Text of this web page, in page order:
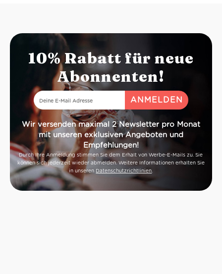
Säure gut ausbalanciert
Idealer Versandkarton: 21 Flaschen
10% Rabatt für neue
Abonnenten!
Wir versenden maximal 2 Newsletter pro Monat
mit unseren exklusiven Angeboten und
Empfehlungen!
Durch Ihre Anmeldung stimmen Sie dem Erhalt von Werbe-E-Mails zu. Sie
können sich jederzeit wieder abmelden. Weitere Informationen erhalten Sie
in unseren Datenschutzrichtlinien